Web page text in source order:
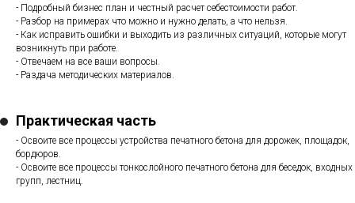
- Подробный бизнес план и честный расчет себестоимости работ.
- Разбор на примерах что можно и нужно делать, а что нельзя.
- Как исправить ошибки и выходить из различных ситуаций, которые могут
возникнуть при работе.
- Отвечаем на все ваши вопросы.
- Раздача методических материалов.
Практическая часть
- Освоите все процессы устройства печатного бетона для дорожек, площадок,
бордюров.
- Освоите все процессы тонкослойного печатного бетона для беседок, входных
групп, лестниц.